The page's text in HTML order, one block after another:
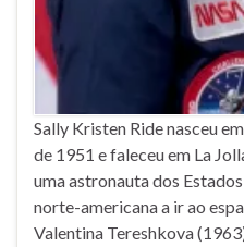
Sally Kristen Ride nasceu
de 1951 e faleceu em La
uma astronauta dos
norte-americana a ir ao
Valentina Tereshkova